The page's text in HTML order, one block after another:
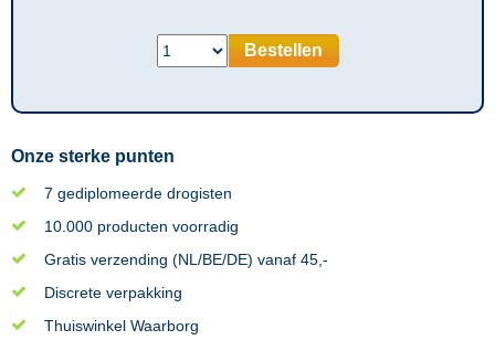
Bestellen
Onze sterke punten
7 gediplomeerde drogisten
10.000 producten voorradig
Gratis verzending (NL/BE/DE) vanaf 45,-
Discrete verpakking
Thuiswinkel Waarborg